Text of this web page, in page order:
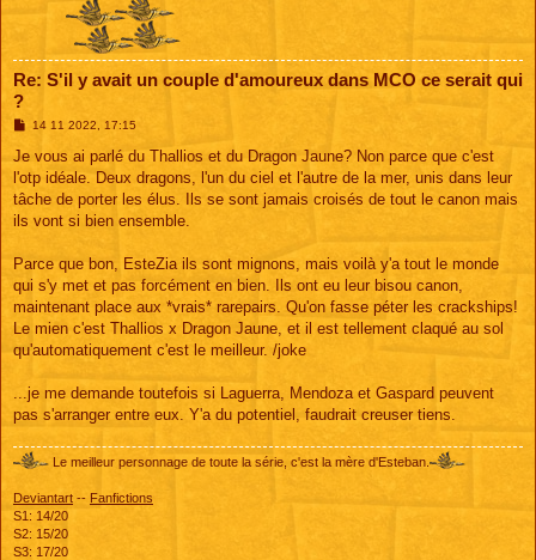
Re: S'il y avait un couple d'amoureux dans MCO ce serait qui
?
M
s
a
g
14 11 2022, 17:15
Je vous ai parlé du Thallios et du Dragon Jaune? Non parce que c'est
l'otp idéale. Deux dragons, l'un du ciel et l'autre de la mer, unis dans leur
tâche de porter les élus. Ils se sont jamais croisés de tout le canon mais
ils vont si bien ensemble.
Parce que bon, EsteZia ils sont mignons, mais voilà y'a tout le monde
qui s'y met et pas forcément en bien. Ils ont eu leur bisou canon,
maintenant place aux *vrais* rarepairs. Qu'on fasse péter les crackships!
Le mien c'est Thallios x Dragon Jaune, et il est tellement claqué au sol
qu'automatiquement c'est le meilleur. /joke
...je me demande toutefois si Laguerra, Mendoza et Gaspard peuvent
pas s'arranger entre eux. Y'a du potentiel, faudrait creuser tiens.
Le meilleur personnage de toute la série, c'est la mère d'Esteban.
Deviantart -- Fanfictions
S1: 14/20
S2: 15/20
S3: 17/20